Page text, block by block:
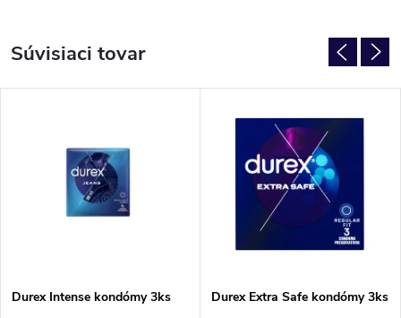
Súvisiaci tovar
Durex Intense kondómy 3ks Durex Extra Safe kondómy 3ks